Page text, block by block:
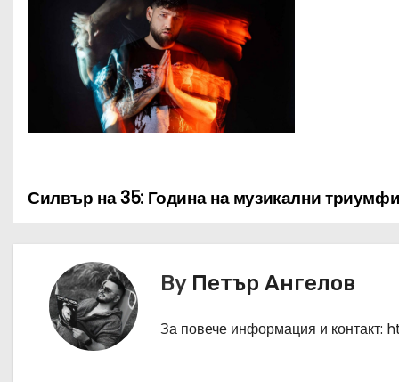
Н
а
Силвър на 35: Година на музикални
By Петър Ангелов
За повече информация и